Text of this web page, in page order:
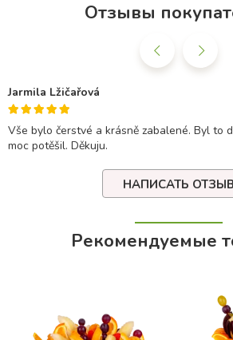
Отзывы
Jarmila Lžičařová
Vše bylo čerstvé a krásně zabalené. Byl to
moc potěšil. Děkuju.
НАПИСАТЬ ОТЗЫВ
Рекомендуемые